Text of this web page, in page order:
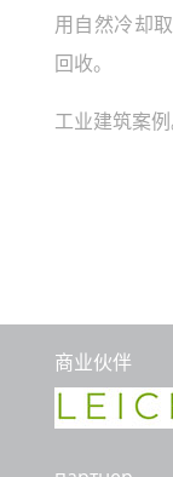
用自然冷却
回收。
工业建筑案例
商业伙伴